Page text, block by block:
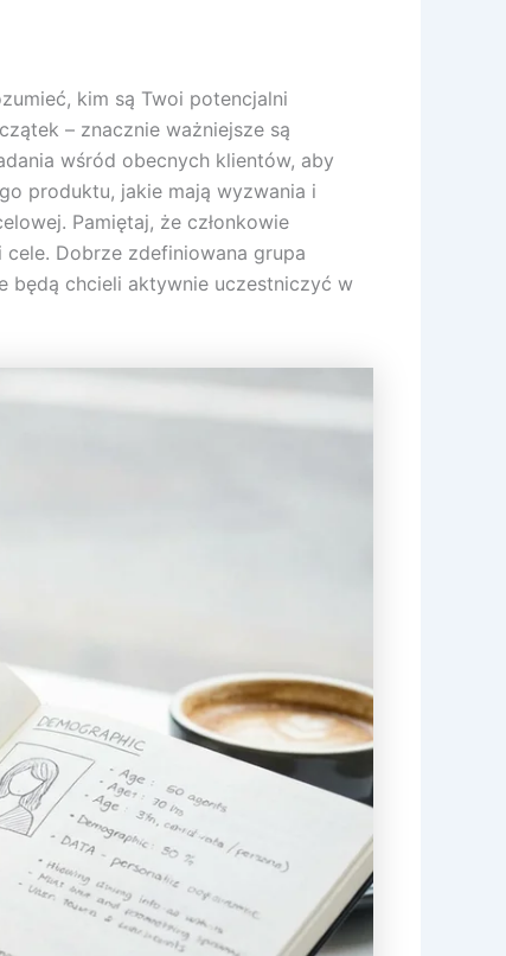
kim są Twoi potencjalni
– znacznie ważniejsze są
wśród obecnych klientów, aby
produktu, jakie mają wyzwania i
Pamiętaj, że członkowie
Dobrze zdefiniowana grupa
będą chcieli aktywnie uczestniczyć w